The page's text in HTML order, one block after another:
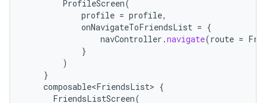
ProfileScreen(
profile = profile,
onNavigateToFriendsList = {
navController .navigate(route =
}
)
}
composable<FriendsList> {
FriendsListScreen(